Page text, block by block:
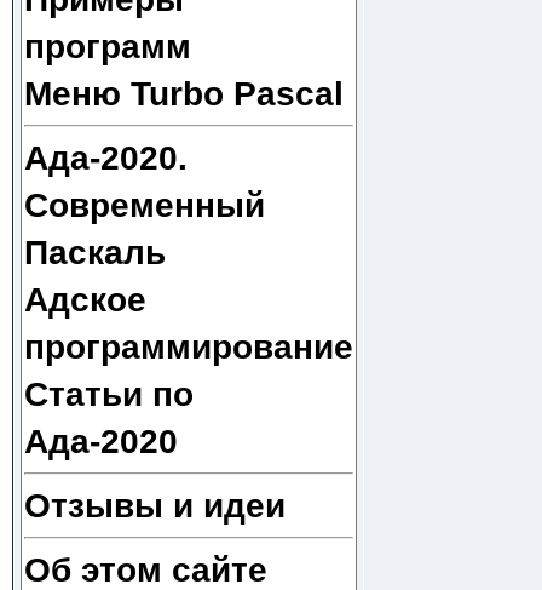
программ
Меню Turbo Pascal
Ада-2020.
Современный
Паскаль
Адское
программирование
Статьи по
Ада-2020
Отзывы и идеи
Об этом сайте